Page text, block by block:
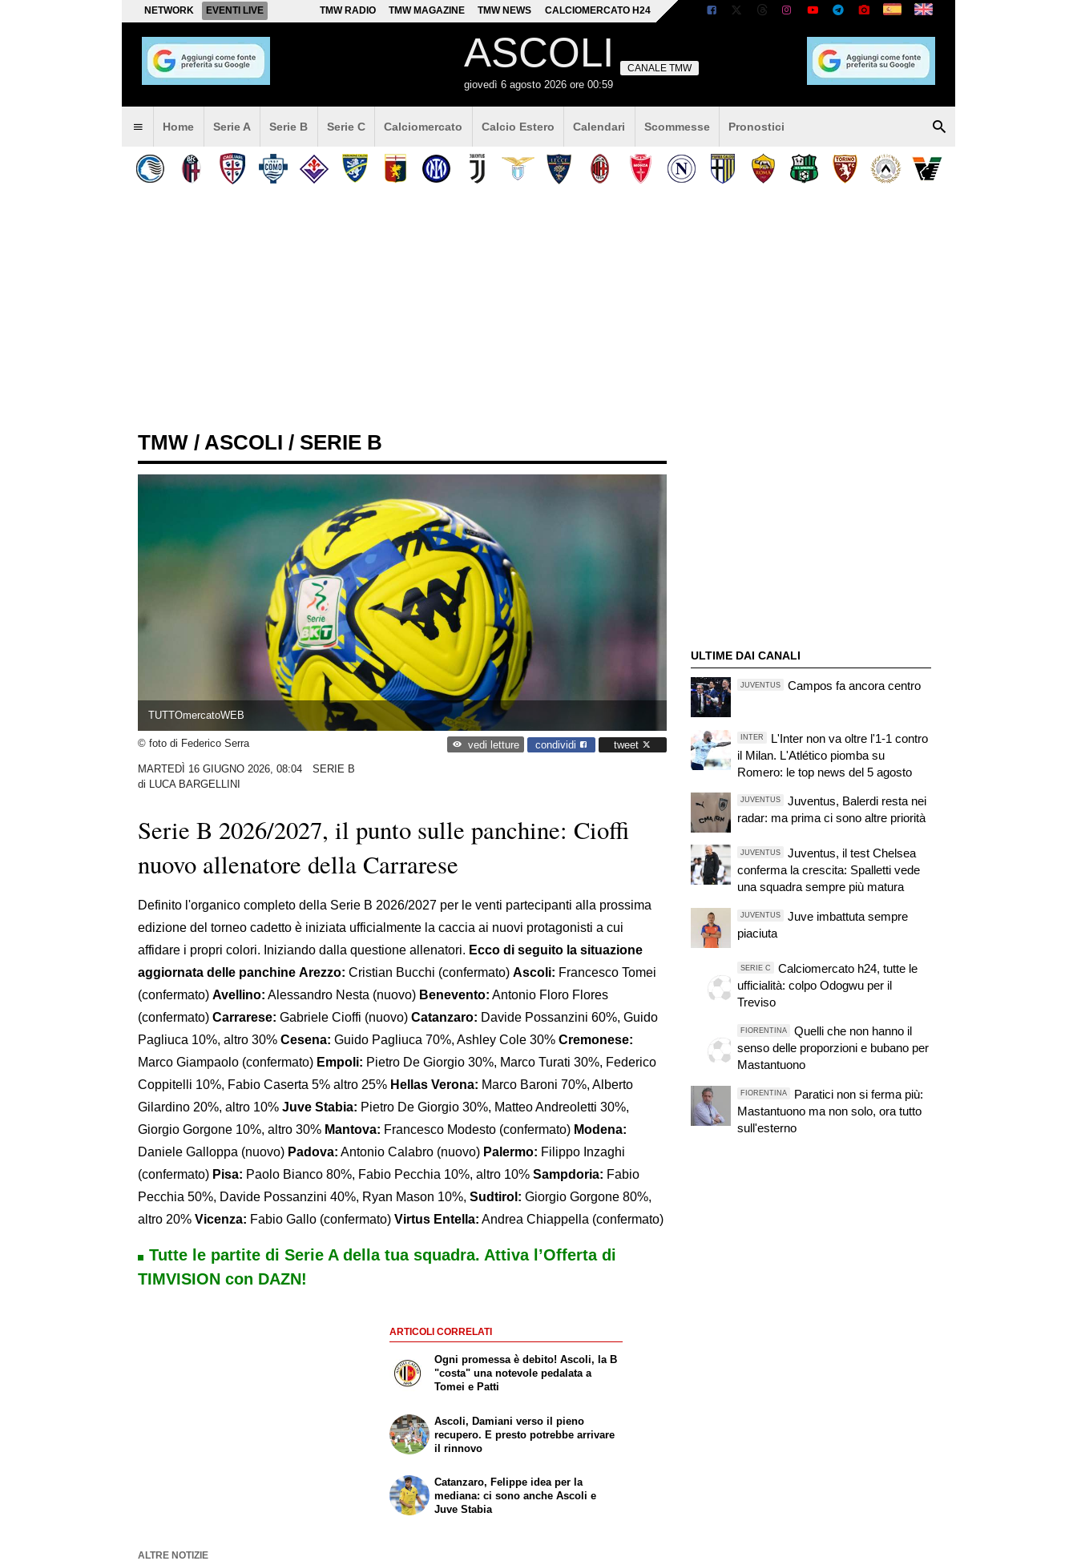
NETWORK EVENTI LIVE TMW RADIO TMW MAGAZINE TMW NEWS CALCIOMERCATO H24
ASCOLI
giovedì 6 agosto 2026 ore 00:59
CANALE TMW
Home Serie A Serie B Serie C Calciomercato Calcio Estero Calendari Scommesse Pronostici
TMW / ASCOLI / SERIE B
TUTTOmercatoWEB
© foto di Federico Serra vedi letture condividi tweet
MARTEDÌ 16 GIUGNO 2026, 08:04
SERIE B
di LUCA BARGELLINI
Serie B 2026/2027, il punto sulle panchine: Cioffi
nuovo allenatore della Carrarese
Definito l'organico completo della Serie B 2026/2027 per le venti partecipanti alla prossima
edizione del torneo cadetto è iniziata ufficialmente la caccia ai nuovi protagonisti a cui
affidare i propri colori. Iniziando dalla questione allenatori. Ecco di seguito la situazione
aggiornata delle panchine Arezzo: Cristian Bucchi (confermato) Ascoli: Francesco Tomei
(confermato) Avellino: Alessandro Nesta (nuovo) Benevento: Antonio Floro Flores
(confermato) Carrarese: Gabriele Cioffi (nuovo) Catanzaro: Davide Possanzini 60%, Guido
Pagliuca 10%, altro 30% Cesena: Guido Pagliuca 70%, Ashley Cole 30% Cremonese:
Marco Giampaolo (confermato) Empoli: Pietro De Giorgio 30%, Marco Turati 30%, Federico
Coppitelli 10%, Fabio Caserta 5% altro 25% Hellas Verona: Marco Baroni 70%, Alberto
Gilardino 20%, altro 10% Juve Stabia: Pietro De Giorgio 30%, Matteo Andreoletti 30%,
Giorgio Gorgone 10%, altro 30% Mantova: Francesco Modesto (confermato) Modena:
Daniele Galloppa (nuovo) Padova: Antonio Calabro (nuovo) Palermo: Filippo Inzaghi
(confermato) Pisa: Paolo Bianco 80%, Fabio Pecchia 10%, altro 10% Sampdoria: Fabio
Pecchia 50%, Davide Possanzini 40%, Ryan Mason 10%, Sudtirol: Giorgio Gorgone 80%,
altro 20% Vicenza: Fabio Gallo (confermato) Virtus Entella: Andrea Chiappella (confermato)
Tutte le partite di Serie A della tua squadra. Attiva l’Offerta di
TIMVISION con DAZN!
ARTICOLI CORRELATI
Ogni promessa è debito! Ascoli, la B
"costa" una notevole pedalata a
Tomei e Patti
Ascoli, Damiani verso il pieno
recupero. E presto potrebbe arrivare
il rinnovo
Catanzaro, Felippe idea per la
mediana: ci sono anche Ascoli e
Juve Stabia
ALTRE NOTIZIE
ULTIME DAI CANALI
JUVENTUS Campos fa ancora centro
INTER
L'Inter non va oltre l'1-1 contro
il Milan. L'Atlético piomba su
Romero: le top news del 5 agosto
JUVENTUS
Juventus, Balerdi resta nei
radar: ma prima ci sono altre priorità
JUVENTUS
Juventus, il test Chelsea
conferma la crescita: Spalletti vede
una squadra sempre più matura
JUVENTUS
Juve imbattuta sempre
piaciuta
SERIE C
Calciomercato h24, tutte le
ufficialità: colpo Odogwu per il
Treviso
FIORENTINA
Quelli che non hanno il
senso delle proporzioni e bubano per
Mastantuono
FIORENTINA
Paratici non si ferma più:
Mastantuono ma non solo, ora tutto
sull'esterno